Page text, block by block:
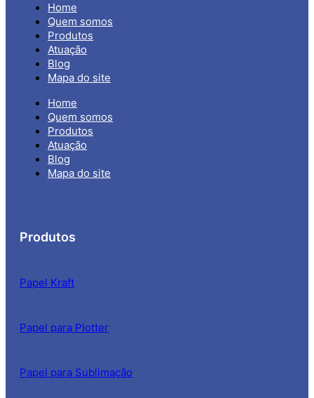
Home
Quem somos
Produtos
Atuação
Blog
Mapa do site
Home
Quem somos
Produtos
Atuação
Blog
Mapa do site
Produtos
Papel Kraft
Papel para Plotter
Papel para Sublimação